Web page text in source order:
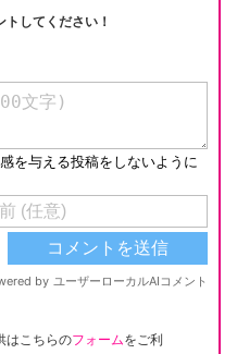
してください！
はこちらのフォームをご利